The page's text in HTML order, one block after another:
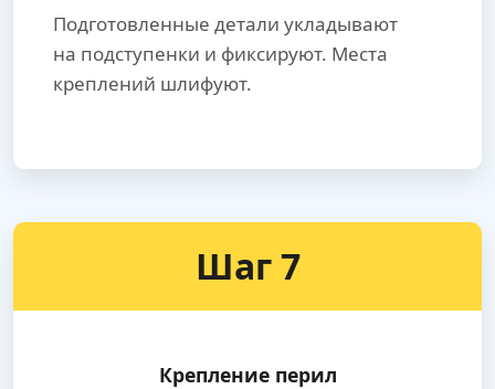
Подготовленные детали укладывают
на подступенки и фиксируют. Места
креплений шлифуют.
Шаг 7
Крепление перил